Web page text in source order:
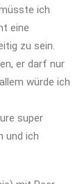
ich
eine
zu sein.
er darf nur
würde ich
super
und ich